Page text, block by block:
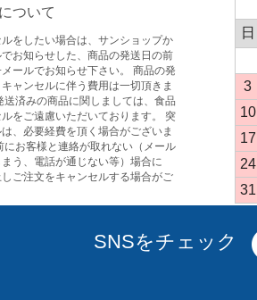
ついて
をしたい場合は、サンショップか
お知らせした、商品の発送日の前
ールでお知らせ下さい。 商品の発
ャンセルに伴う費用は一切頂きま
送済みの商品に関しましては、食品
をご遠慮いただいております。 突
、必要経費を頂く場合がございま
にお客様と連絡が取れない（メール
う、電話が通じない等）場合に
ご注文をキャンセルする場合がご
日
3
10
17
24
31
SNSをチェック